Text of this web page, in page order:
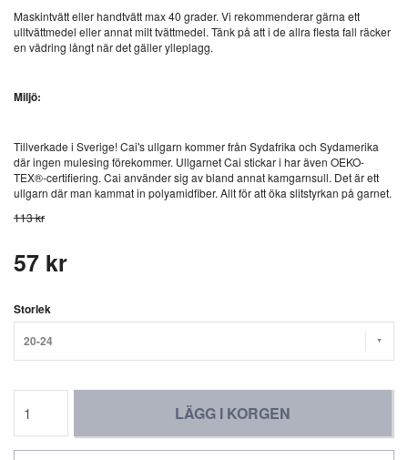
Maskintvätt eller handtvätt max 40 grader. Vi rekommenderar gärna ett
ulltvättmedel eller annat milt tvättmedel. Tänk på att i de allra flesta fall räcker
en vädring långt när det gäller ylleplagg.
Miljö:
Tillverkade i Sverige! Cai's ullgarn kommer från Sydafrika och Sydamerika
där ingen mulesing förekommer. Ullgarnet Cai stickar i har även OEKO-
TEX®-certifiering. Cai använder sig av bland annat kamgarnsull. Det är ett
ullgarn där man kammat in polyamidfiber. Allt för att öka slitstyrkan på garnet.
113 kr
57 kr
Storlek
20-24
LÄGG I KORGEN